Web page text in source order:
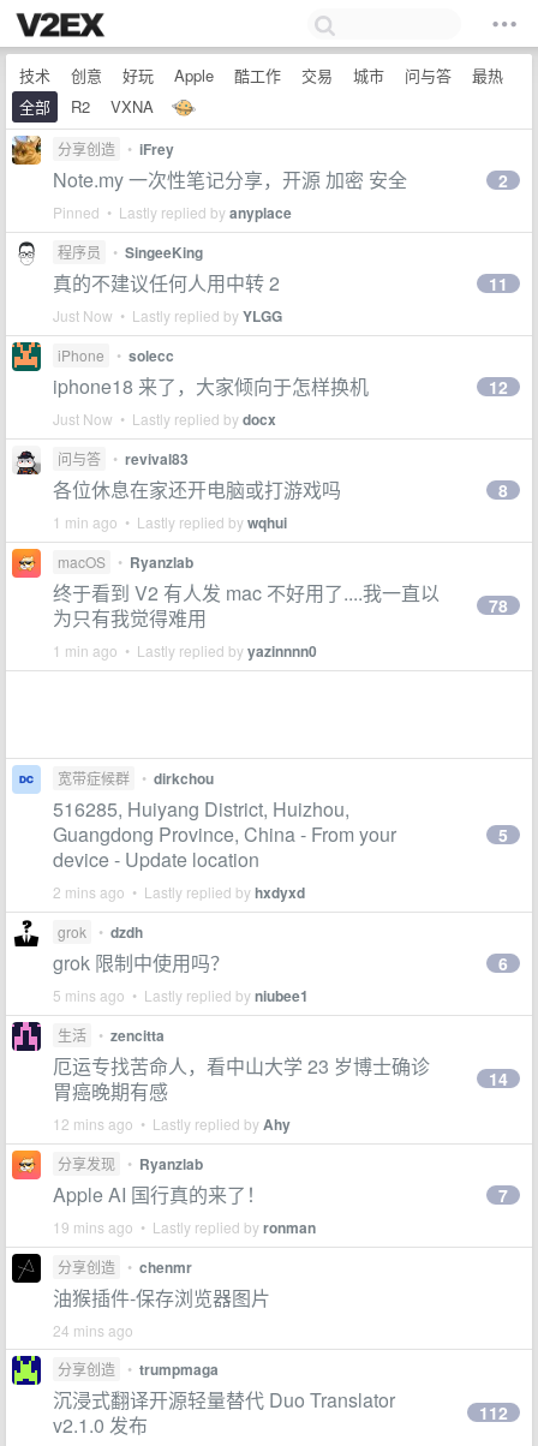
技术 创意 好玩 Apple 酷工作 交易 城市 问与答
最热
全部
R2 VXNA
分享创造 • iFrey
Note.my 一次性笔记分享，开源 加密 安全
Pinned • Lastly replied byanyplace
2
程序员 • SingeeKing
真的不建议任何人用中转 2
Just Now • Lastly replied byYLGG
11
iPhone • solecc
iphone18 来了，大家倾向于怎样换机
Just Now • Lastly replied bydocx
12
问与答 • revival83
各位休息在家还开电脑或打游戏吗
1 min ago • Lastly replied bywqhui
8
macOS • Ryanzlab
终于看到 V2 有人发 mac 不好用了....我一直以
为只有我觉得难用
1 min ago • Lastly replied byyazinnnn0
78
宽带症候群 • dirkchou
516285, Huiyang District, Huizhou,
Guangdong Province, China - From your
device - Update location
2 mins ago • Lastly replied byhxdyxd
5
grok • dzdh
grok 限制中使用吗？
5 mins ago • Lastly replied byniubee1
6
生活 • zencitta
厄运专找苦命人，看中山大学 23 岁博士确诊
胃癌晚期有感
12 mins ago • Lastly replied byAhy
14
分享发现 • Ryanzlab
Apple AI 国行真的来了！
19 mins ago • Lastly replied byronman
7
分享创造 • chenmr
油猴插件-保存浏览器图片
24 mins ago
分享创造
• trumpmaga
沉浸式翻译开源轻量替代 Duo Translator
v2.1.0 发布
112